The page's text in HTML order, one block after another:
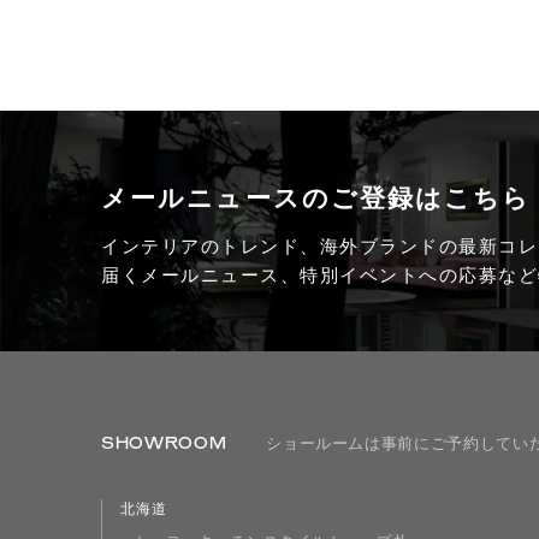
メールニュースの ご登録はこちら
インテリアのトレンド、海外ブランドの最新コ
届くメールニュース、特別イベントへの応募な
SHOWROOM ショールームは事前にご予約してい
北海道